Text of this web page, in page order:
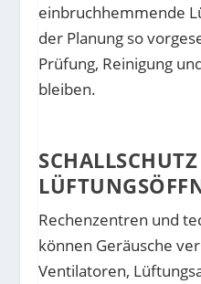
einbruchhemmende
der Planung so
Prüfung, Reinigung
bleiben.
Rechenzentren und
können Geräusche
Ventilatoren,